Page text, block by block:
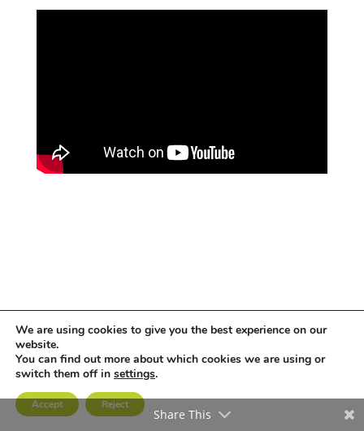
comet © Tous droits réservés
We are using cookies to give you the best experience on our
website.
You can find out more about which cookies we are using or
switch them off in settings.
Accept Reject
Share This